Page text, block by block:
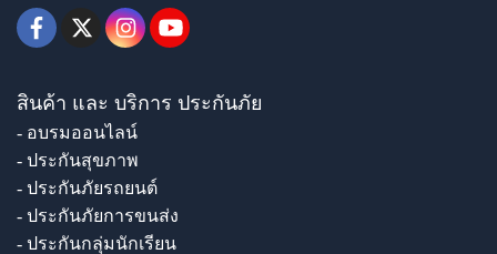
สินค้า และ บริการ ประกันภัย
- อบรมออนไลน์
- ประกันสุขภาพ
- ประกันภัยรถยนต์
- ประกันภัยการขนส่ง
- ประกันกลุ่มนักเรียน